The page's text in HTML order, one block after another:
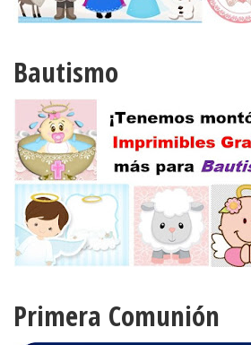
Bautismo
Primera Comunión